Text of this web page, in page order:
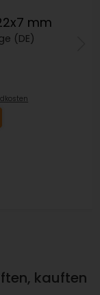
mm
(DE)
kauften